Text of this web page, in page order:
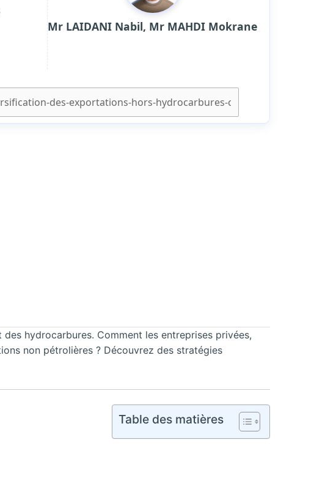
Mr LAIDANI Nabil, Mr MAHDI Mokrane
hydrocarbures. Comment les entreprises privées,
non pétrolières ? Découvrez des stratégies
Table des matières